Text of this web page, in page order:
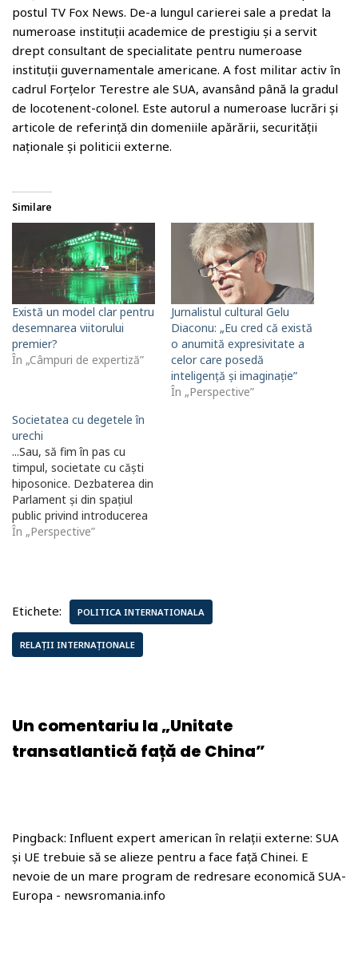
postul TV Fox News. De-a lungul carierei sale a predat la
numeroase instituții academice de prestigiu și a servit
drept consultant de specialitate pentru numeroase
instituții guvernamentale americane. A fost militar activ în
cadrul Forțelor Terestre ale SUA, avansând până la gradul
de locotenent-colonel. Este autorul a numeroase lucrări și
articole de referință din domeniile apărării, securității
naționale și politicii externe.
Similare
Există un model clar pentru
desemnarea viitorului
premier?
În „Câmpuri de expertiză”
Jurnalistul cultural Gelu
Diaconu: „Eu cred că există
o anumită expresivitate a
celor care posedă
inteligență și imaginație”
În „Perspective”
Societatea cu degetele în
urechi
...Sau, să fim în pas cu
timpul, societate cu căști
hiposonice. Dezbaterea din
Parlament și din spațiul
public privind introducerea
în programă a orelor de
ochii și își pune palmele
peste urechi. Sigur, o
imagine…
În „Perspective”
Etichete: POLITICA INTERNATIONALA
RELAȚII INTERNAȚIONALE
Un comentariu la „Unitate
transatlantică față de China”
Pingback: Influent expert american în relații externe: SUA
și UE trebuie să se alieze pentru a face față Chinei. E
nevoie de un mare program de redresare economică SUA-
Europa - newsromania.info